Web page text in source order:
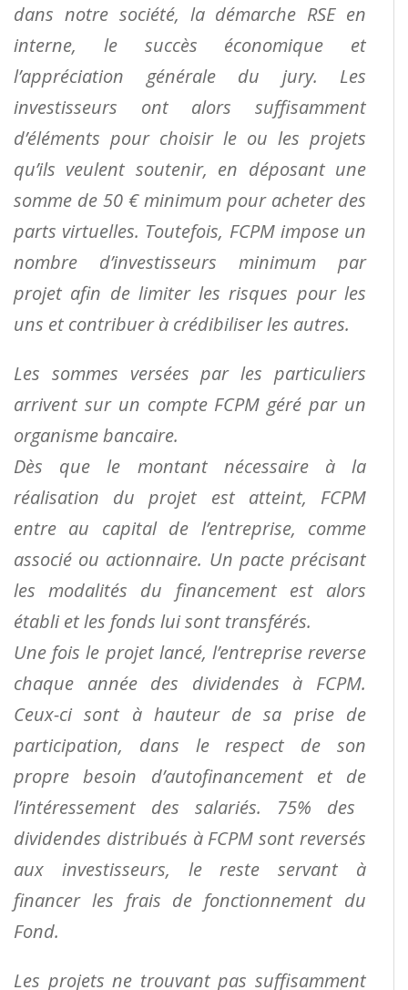
dans notre société, la démarche RSE en
interne, le succès économique et
l’appréciation généraledu jury. Les
investisseurs ont alors suffisamment
d’éléments pour choisir le ou les projets
qu’ils veulent soutenir, en déposant une
somme de 50 € minimum pour acheter des
parts virtuelles. Toutefois, FCPMimpose un
nombre d’investisseurs minimum par
projet afin de limiter les risques pour les
uns et contribuerà crédibiliser les autres.
Les sommes versées par les particuliers
arrivent sur un compte FCPM géré par un
organisme bancaire.
Dès que le montant nécessaire à la
réalisation du projet est atteint, FCPM
entre au capital de l’entreprise, comme
associé ou actionnaire. Un pacte précisant
les modalités du financement est alors
établi et les fonds lui sont transférés.
Une fois le projet lancé, l’entreprise reverse
chaque année des dividendes à FCPM.
Ceux-ci sont àhauteur de sa prise de
participation, dans le respect de son
propre besoin d’autofinancement et de
l’intéressement des salariés. 75% des
dividendes distribués à FCPM sont reversés
aux investisseurs, lereste servant à
financer les frais de fonctionnement du
Fond.
Les projets ne trouvant pas suffisamment